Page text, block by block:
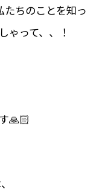
ちのことを知っ
ゃって、、！
🙏🏻